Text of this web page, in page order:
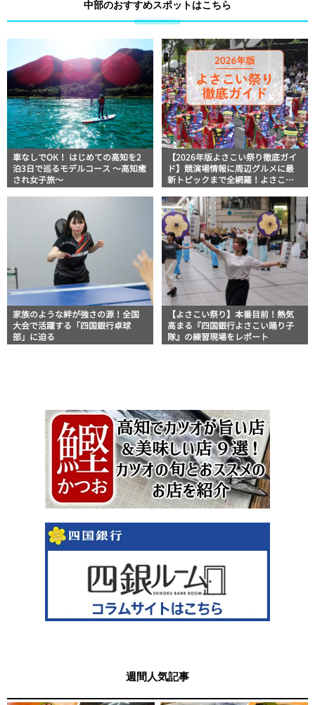
中部のおすすめスポットはこちら
車なしでOK！ はじめての高知を2
泊3日で巡るモデルコース 〜高知癒
され女子旅〜
【2026年版よさこい祭り徹底ガイ
ド】競演場情報に周辺グルメに最
新トピックまで全網羅！よさこい
全版
家族のような絆が強さの源！全国
大会で活躍する「四国銀行卓球
部」に迫る
【よさこい祭り】本番目前！熱気
高まる『四国銀行よさこい踊り子
隊』の練習現場をレポート
週間人気記事